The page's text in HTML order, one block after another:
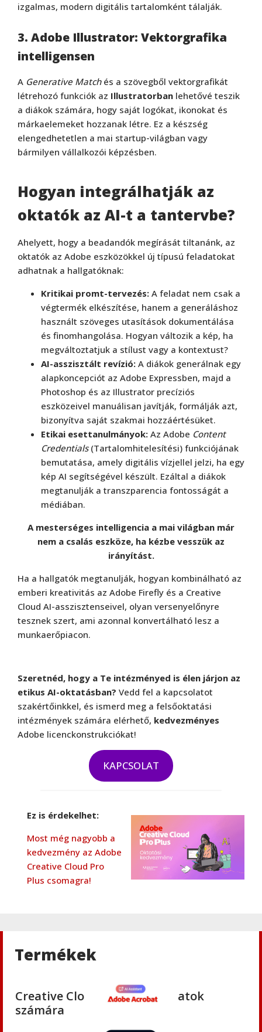
izgalmas, modern digitális tartalomként tálalják.
3. Adobe Illustrator: Vektorgrafika
intelligensen
A Generative Matchés a szövegből vektorgrafikát
létrehozó funkciók az Illustratorban lehetővé teszik
a diákok számára, hogy saját logókat, ikonokat és
márkaelemeket hozzanak létre. Ez a készség
elengedhetetlen a mai startup-világban vagy
bármilyen vállalkozói képzésben.
Hogyan integrálhatják az
oktatók az AI-t a tantervbe?
Ahelyett, hogy a beadandók megírását tiltanánk, az
oktatók az Adobe eszközökkel új típusú feladatokat
adhatnak a hallgatóknak:
Kritikai promt-tervezés: A feladat nem csak a
végtermék elkészítése, hanem a generáláshoz
használt szöveges utasítások dokumentálása
és finomhangolása. Hogyan változik a kép, ha
megváltoztatjuk a stílust vagy a kontextust?
AI-asszisztált revízió: A diákok generálnak egy
alapkoncepciót az Adobe Expressben, majd a
Photoshop és az Illustrator precíziós
eszközeivel manuálisan javítják, formálják azt,
bizonyítva saját szakmai hozzáértésüket.
Etikai esettanulmányok: Az Adobe Content
Credentials(Tartalomhitelesítési) funkciójának
bemutatása, amely digitális vízjellel jelzi, ha egy
kép AI segítségével készült. Ezáltal a diákok
megtanulják a transzparencia fontosságát a
médiában.
A mesterséges intelligencia a mai világban már
nem a csalás eszköze, ha kézbe vesszük az
irányítást.
Ha a hallgatók megtanulják, hogyan kombinálható az
emberi kreativitás az Adobe Firefly és a Creative
Cloud AI-asszisztenseivel, olyan versenyelőnyre
tesznek szert, ami azonnal konvertálható lesz a
munkaerőpiacon.
Szeretnéd, hogy a Te intézményed is élen járjon az
etikus AI-oktatásban? Vedd fel a kapcsolatot
szakértőinkkel, és ismerd meg a felsőoktatási
intézmények számára elérhető, kedvezményes
Adobe licenckonstrukciókat!
KAPCSOLAT
Ez is érdekelhet:
Most még nagyobb a
kedvezmény az Adobe
Creative Cloud Pro
Plus csomagra!
Termékek
Creative Cloud csapatok számára
Adobe(creative)
Adobe Media Encoder CC
,Adobe(creative)
Creative Cloud Pro Plus csapatok
számára